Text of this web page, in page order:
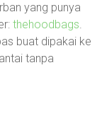
yang punya
thehoodbags.
buat dipakai ke
tanpa